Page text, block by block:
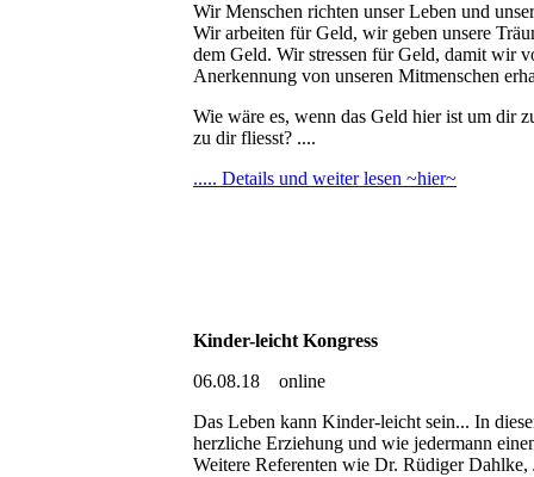
Wir Menschen richten unser Leben und
Wir arbeiten für Geld, wir geben unsere
dem Geld. Wir stressen für Geld, damit wir
Anerkennung von unseren Mitmenschen
Wie wäre es, wenn das Geld hier ist um dir
zu dir fliesst? ....
..... Details und weiter lesen ~hier~
Kinder-leicht Kongress
06.08.18 online
Das Leben kann Kinder-leicht sein... In
herzliche Erziehung und wie jedermann
Weitere Referenten wie Dr. Rüdiger